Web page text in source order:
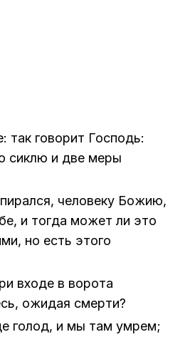
так говорит Господь:
сиклю и две меры
человеку Божию,
и тогда может ли это
но есть этого
входе в ворота
ожидая смерти?
голод, и мы там умрем;